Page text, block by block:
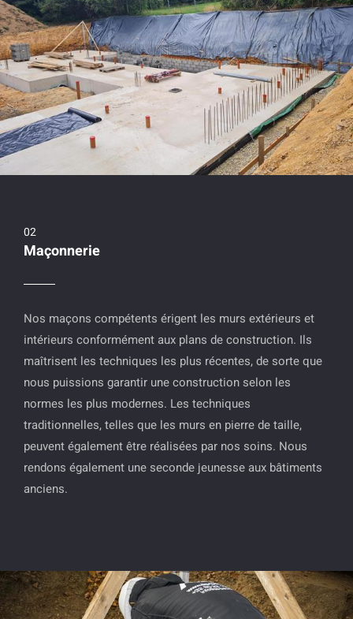
Maçonnerie
Nos maçons compétents érigent les murs extérieurs et
intérieurs conformément aux plans de construction. Ils
maîtrisent les techniques les plus récentes, de sorte que
nous puissions garantir une construction selon les
normes les plus modernes. Les techniques
traditionnelles, telles que les murs en pierre de taille,
peuvent également être réalisées par nos soins. Nous
rendons également une seconde jeunesse aux bâtiments
anciens.